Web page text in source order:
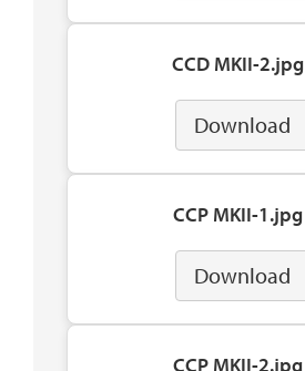
CCD MKII-2.jpg
Download
CCP MKII-1.jpg
Download
CCP MKII-2.jpg